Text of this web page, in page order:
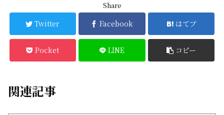
Share
Twitter Facebook はてブ
Pocket LINE コピー
関連記事